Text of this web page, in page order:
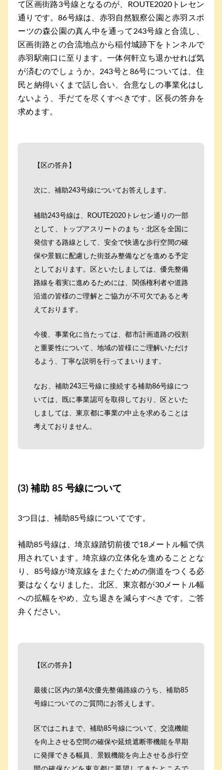
て区画街路3号線となるのが、ROUTE2020トレセン
通りです。86号線は、赤羽自然観察公園と赤羽スポ
ーツの森公園の真ん中を通って243号線と合流し、
区画街路との合流地点から稲付城跡下をトンネルで
赤羽駅南口に至ります。一体何軒立ち退かせれば気
が済むのでしょうか。243号と86号については、住
民と納得いくまで話し合い、合意なしの事業化はし
ないよう、手だてを尽くすべきです。区長の答弁を
求めます。
【区の答弁】
次に、補助243号線についてお答えします。
補助243号線は、ROUTE2020トレセン通りの一部
として、トップアスリートのまち・北区を全国に
発信する路線として、安全で快適な歩行空間の確
保や景観に配慮した街並み整備などを進める予定
としております。区といたしましては、優先整備
路線を着実に進めるためには、関係権利者や道路
沿道の皆様のご理解とご協力が不可欠であると考
えております。
今後、事業化に当たっては、都市計画道路の役割
と重要性について、地域の皆様にご理解いただけ
るよう、丁寧な説明を行ってまいります。
なお、補助243三号線に接続する補助86号線につ
いては、既に事業認可を取得しており、区といた
しましては、東京都に事業の中止を求めることは
考えておりません。
(3) 補助 85 号線について
3つ目は、補助85号線についてです。
補助85号線は、埼京線踏切前後で18メートル幅で供
用されています。埼京線の立体化を進めることとな
り、85号線が埼京線をまたぐための側道をつくる必
要はなくなりました。北区、東京都が30メートル幅
への拡幅をやめ、立ち退きを減らすべきです。ご答
弁ください。
【区の答弁】
最後に区内の第4次優先整備路線のうち、補助85
号線についてのご質問にお答えします。
区ではこれまで、補助85号線について、交流機能
を向上させる空間の確保や延焼遮断帯機能を早期
に発揮できる幅員、景観機能を向上させる歩行空